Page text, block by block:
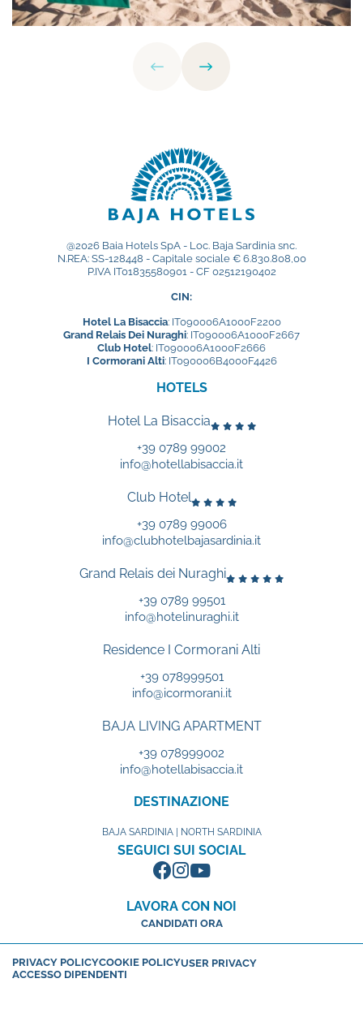
@2026 Baia Hotels SpA - Loc. Baja Sardinia snc.
N.REA: SS-128448 - Capitale sociale € 6.830.808,00
P.IVA IT01835580901 - CF 02512190402
CIN:
Hotel La Bisaccia: IT090006A1000F2200
Grand Relais Dei Nuraghi: IT090006A1000F2667
Club Hotel: IT090006A1000F2666
I Cormorani Alti: IT090006B4000F4426
HOTELS
Hotel La Bisaccia
+39 0789 99002
info@hotellabisaccia.it
Club Hotel
+39 0789 99006
info@clubhotelbajasardinia.it
Grand Relais dei Nuraghi
+39 0789 99501
info@hotelinuraghi.it
Residence I Cormorani Alti
+39 078999501
info@icormorani.it
BAJA LIVING APARTMENT
+39 078999002
info@hotellabisaccia.it
DESTINAZIONE
BAJA SARDINIA | NORTH SARDINIA
SEGUICI SUI SOCIAL
LAVORA CON NOI
CANDIDATI ORA
PRIVACY POLICYCOOKIE POLICYUSER PRIVACY
ACCESSO DIPENDENTI